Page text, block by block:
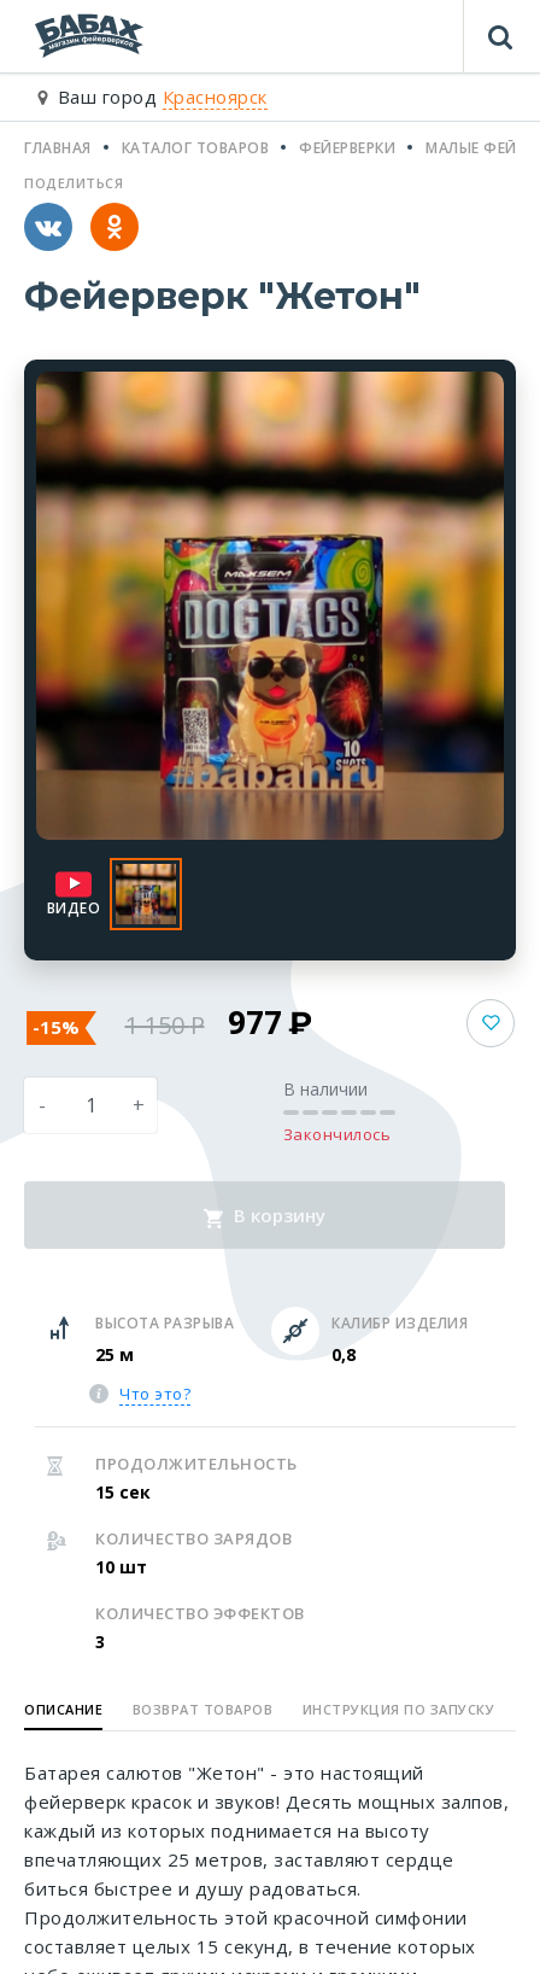
Ваш город Красноярск
ГЛАВНАЯ КАТАЛОГ ТОВАРОВ ФЕЙЕРВЕРКИ МАЛЫЕ
Фейерверк "Жетон"
ПОДЕЛИТЬСЯ
ВИДЕО
-15% 1 150 977
- +
В наличии
Закончилось
В корзину
ВЫСОТА РАЗРЫВА
25 м
КАЛИБР ИЗДЕЛИЯ
0,8
Что это?
ПРОДОЛЖИТЕЛЬНОСТЬ
15 сек
КОЛИЧЕСТВО ЗАРЯДОВ
10 шт
КОЛИЧЕСТВО ЭФФЕКТОВ
3
ОПИСАНИЕ ВОЗВРАТ ТОВАРОВ ИНСТРУКЦИЯ ПО ЗАПУСКУ
Батарея салютов "Жетон" - это настоящий
фейерверк красок и звуков! Десять мощных залпов,
каждый из которых поднимается на высоту
впечатляющих 25 метров, заставляют сердце
биться быстрее и душу радоваться.
Продолжительность этой красочной симфонии
составляет целых 15 секунд, в течение которых